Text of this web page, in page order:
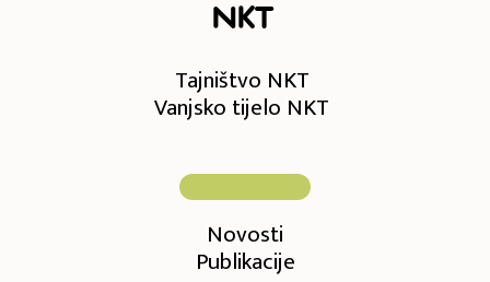
NKT
Tajništvo NKT
Vanjsko tijelo NKT
Novosti
Publikacije